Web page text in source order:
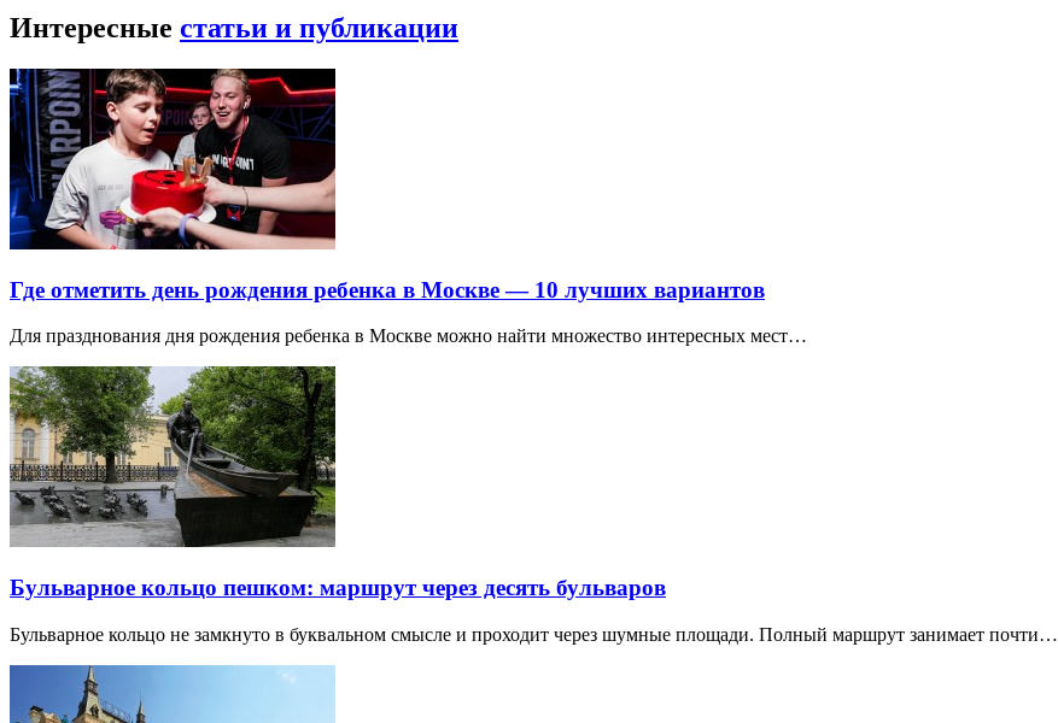
Интересные статьи и публикации
Где отметить день рождения ребенка в Москве — 10 лучших вариантов
Для празднования дня рождения ребенка в Москве можно найти множество интересных мест…
Бульварное кольцо пешком: маршрут через десять бульваров
Бульварное кольцо не замкнуто в буквальном смысле и проходит через шумные площади. Полный маршрут занимает почти…